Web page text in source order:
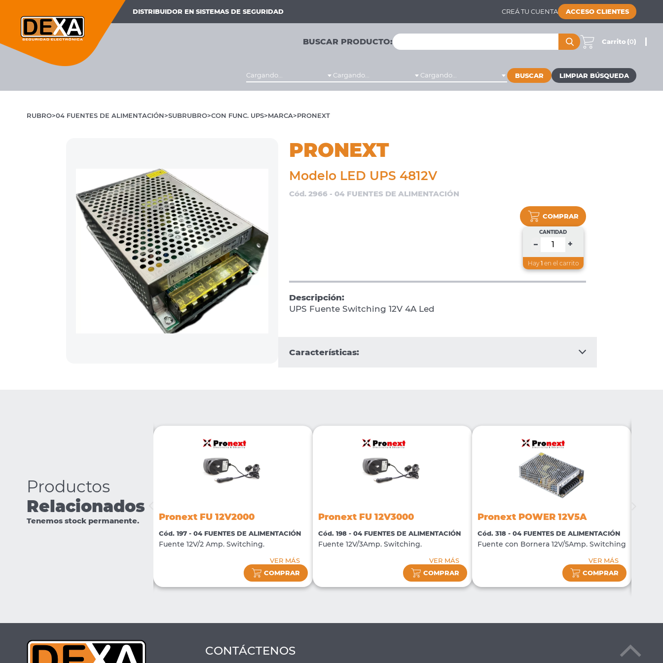
DISTRIBUIDOR EN SISTEMAS DE SEGURIDAD CREÁ TU CUENTA ACCESO CLIENTES
BUSCAR PRODUCTO: Carrito (0)
Cargando... Cargando... Cargando... BUSCAR
RUBRO 04 FUENTES DE ALIMENTACIÓN SUBRUBRO CON FUNC. UPS MARCA PRONEXT
PRONEXT
Modelo LED UPS 4812V
Cód. 2966 - 04 FUENTES DE ALIMENTACIÓN
COMPRAR
CANTIDAD
– +
Hay 1en el carrito
Descripción:
UPS Fuente Switching 12V 4A Led
Características:
Productos
Relacionados
Tenemos stock permanente.
FDRI 12V2000 Pronext FU 12V2000
Cód. 197 - 04 FUENTES DE ALIMENTACIÓN
Fuente 12V/2 Amp. Switching.
VER MÁS
COMPRAR
Pronext FU 12V3000
Cód. 198 - 04 FUENTES DE ALIMENTACIÓN
Fuente 12V/3Amp. Switching.
VER MÁS
COMPRAR
Pronext POWER 12V5A
Cód. 318 - 04 FUENTES DE ALIMENTACIÓN
Fuente con Bornera 12V/5Amp. Switching
VER MÁS
COMPRAR
CONTÁCTENOS